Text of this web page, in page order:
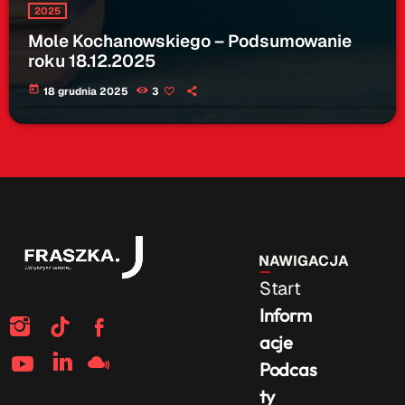
2025
Mole Kochanowskiego – Podsumowanie
roku 18.12.2025
today 18 grudnia 2025 3
Start
Inform
acje
Podcas
ty
NAWIGACJA